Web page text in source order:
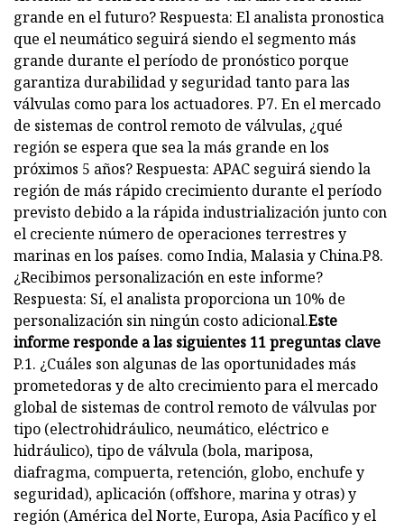
grande en el futuro? Respuesta: El analista pronostica
que el neumático seguirá siendo el segmento más
grande durante el período de pronóstico porque
garantiza durabilidad y seguridad tanto para las
válvulas como para los actuadores. P7. En el mercado
de sistemas de control remoto de válvulas, ¿qué
región se espera que sea la más grande en los
próximos 5 años? Respuesta: APAC seguirá siendo la
región de más rápido crecimiento durante el período
previsto debido a la rápida industrialización junto con
el creciente número de operaciones terrestres y
marinas en los países. como India, Malasia y China.P8.
¿Recibimos personalización en este informe?
Respuesta: Sí, el analista proporciona un 10% de
personalización sin ningún costo adicional.Este
informe responde a las siguientes 11 preguntas clave
P.1. ¿Cuáles son algunas de las oportunidades más
prometedoras y de alto crecimiento para el mercado
global de sistemas de control remoto de válvulas por
tipo (electrohidráulico, neumático, eléctrico e
hidráulico), tipo de válvula (bola, mariposa,
diafragma, compuerta, retención, globo, enchufe y
seguridad), aplicación (offshore, marina y otras) y
región (América del Norte, Europa, Asia Pacífico y el